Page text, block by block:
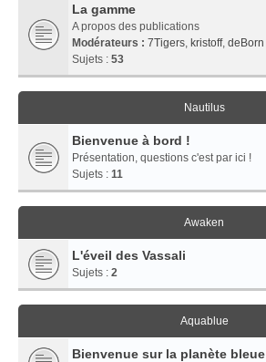
La gamme
A propos des publications
Modérateurs : 7Tigers, kristoff, deBorn
Sujets : 53
Nautilus
Bienvenue à bord !
Présentation, questions c'est par ici !
Sujets : 11
Awaken
L'éveil des Vassali
Sujets : 2
Aquablue
Bienvenue sur la planète bleue